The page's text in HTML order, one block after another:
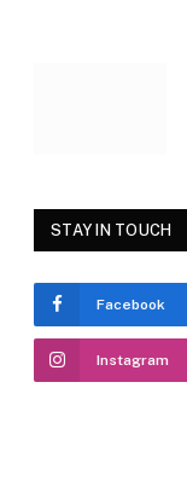
STAY IN TOUCH
Facebook
Instagram